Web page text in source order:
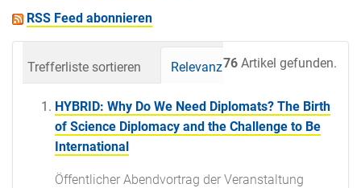
RSS Feed abonnieren
76 Artikel gefunden.
Trefferliste sortieren Relevanz Datum
HYBRID: Why Do We Need Diplomats? The Birth
of Science Diplomacy and the Challenge to Be
International
Öffentlicher Abendvortrag der Veranstaltung